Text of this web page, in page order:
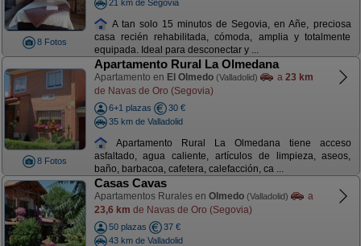
8 Fotos
21 km de Segovia
A tan solo 15 minutos de Segovia, en Añe, preciosa
casa recién rehabilitada, cómoda, amplia y totalmente
equipada. Ideal para desconectar y ...
8 Fotos
Apartamento Rural La Olmedana
Apartamento en El Olmedo (Valladolid) a 23 km
de Navas de Oro (Segovia)
6+1 plazas
30 €
35 km de Valladolid
Apartamento Rural La Olmedana tiene acceso
asfaltado, agua caliente, artículos de limpieza, aseos,
baño, barbacoa, cafetera, calefacción, ca ...
Casas Cavas
Apartamentos Rurales en Olmedo (Valladolid)
a
23,6 km de Navas de Oro (Segovia)
50 plazas
37 €
43 km de Valladolid